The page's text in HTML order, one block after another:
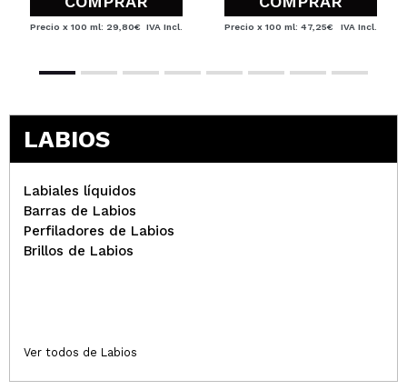
Precio x 100 ml: 29,80€ IVA Incl. Precio x 100 ml: 47,25€ IVA Incl.
LABIOS
Labiales líquidos
Barras de Labios
Perfiladores de Labios
Brillos de Labios
Ver todos de Labios